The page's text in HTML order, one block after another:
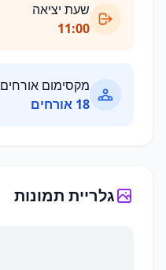
שעת יציאה
11:00
מקסימום אורחים
18 אורחים
גלריית תמונות